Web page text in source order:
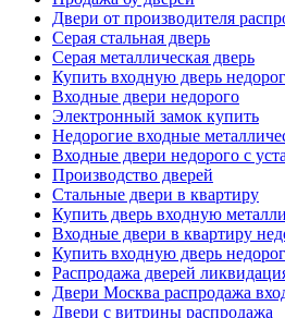
Двери от производителя
Серая стальная дверь
Серая металлическая дверь
Купить входную дверь
Входные двери недорого
Электронный замок купить
Недорогие входные
Входные двери недорого с
Производство дверей
Стальные двери в квартиру
Купить дверь входную
Входные двери в квартиру
Купить входную дверь
Распродажа дверей
Двери Москва распродажа
Двери с витрины распродажа